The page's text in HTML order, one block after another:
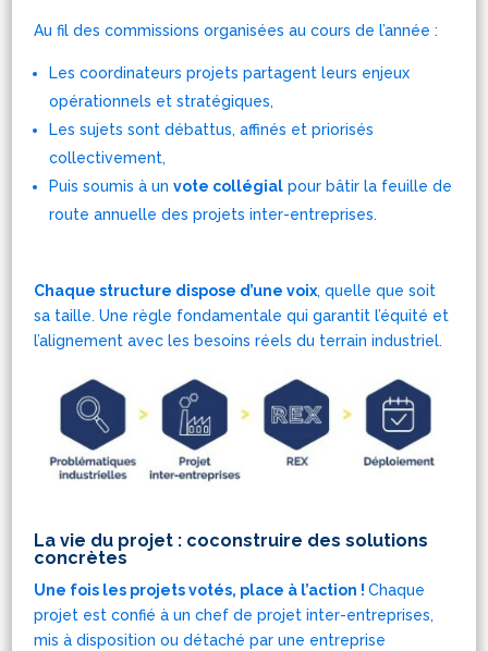
Au fil des commissions organisées au cours de l’année :
Les coordinateurs projets partagent leurs enjeux
opérationnels et stratégiques,
Les sujets sont débattus, affinés et priorisés
collectivement,
Puis soumis à unvote collégial pour bâtir la feuille de
route annuelle des projets inter-entreprises.
Chaque structure dispose d’une voix, quelle que soit
sa taille. Une règle fondamentale qui garantit l’équité et
l’alignement avec les besoins réels du terrain industriel.
La vie du projet : coconstruire des solutions
concrètes
Une fois les projets votés, place à l’action !Chaque
projet est confié à unchef de projet inter-entreprises,
mis à disposition ou détaché par une entreprise